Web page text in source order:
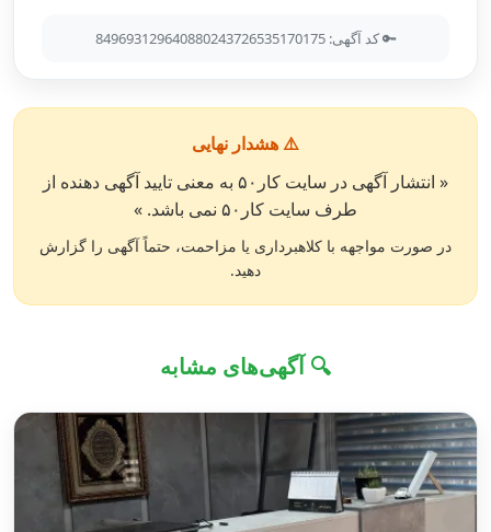
🔑 کد آگهی: 849693129640880243726535170175
⚠️ هشدار نهایی
« انتشار آگهی در سایت کار۵۰ به معنی تایید آگهی دهنده از
طرف سایت کار۵۰ نمی باشد. »
در صورت مواجهه با کلاهبرداری یا مزاحمت، حتماً آگهی را گزارش
دهید.
🔍 آگهی‌های مشابه